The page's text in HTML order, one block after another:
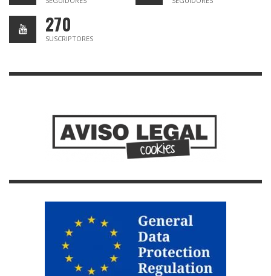
270
SUSCRIPTORES